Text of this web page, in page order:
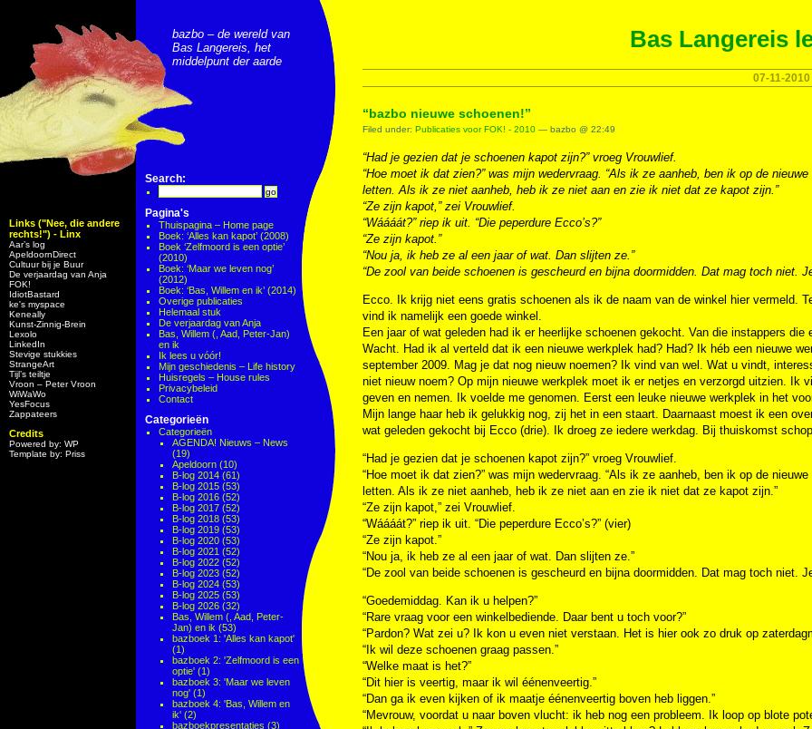
Links ("Nee, die andere
rechts!") - Linx
Aar’s log
ApeldoornDirect
Cultuur bij je Buur
De verjaardag van Anja
FOK!
IdiotBastard
ke's myspace
Keneally
Kunst-Zinnig-Brein
Lexolo
LinkedIn
Stevige stukkies
StrangeArt
Tijl’s teiltje
Vroon – Peter Vroon
WiWaWo
YesFocus
Zappateers
Credits
Powered by: WP
Template by: Priss
bazbo – de wereld van
Bas Langereis, het
middelpunt der aarde
Search:
Pagina's
Thuispagina – Home page
Boek: ‘Alles kan kapot’ (2008)
Boek ‘Zelfmoord is een optie’
(2010)
Boek: ‘Maar we leven nog’
(2012)
Boek: ‘Bas, Willem en ik’ (2014)
Overige publicaties
Helemaal stuk
De verjaardag van Anja
Bas, Willem (, Aad, Peter-Jan)
en ik
Ik lees u vóór!
Mijn geschiedenis – Life history
Huisregels – House rules
Privacybeleid
Contact
Categorieën
Categorieën
AGENDA! Nieuws – News
(19)
Apeldoorn (10)
B-log 2014 (61)
B-log 2015 (53)
B-log 2016 (52)
B-log 2017 (52)
B-log 2018 (53)
B-log 2019 (53)
B-log 2020 (53)
B-log 2021 (52)
B-log 2022 (52)
B-log 2023 (52)
B-log 2024 (53)
B-log 2025 (53)
B-log 2026 (32)
Bas, Willem (, Aad, Peter-
Jan) en ik (53)
bazboek 1: 'Alles kan kapot'
(1)
bazboek 2: 'Zelfmoord is een
optie' (1)
bazboek 3: 'Maar we leven
nog' (1)
bazboek 4: 'Bas, Willem en
ik' (2)
bazboekpresentaties (3)
Bas Langereis
07-11-2010
“bazbo nieuwe schoenen!”
Filed under: Publicaties voor FOK! - 2010 — bazbo @ 22:49
“Had je gezien dat je schoenen kapot zijn?” vroeg Vrouwlief.
“Hoe moet ik dat zien?” was mijn wedervraag. “Als ik ze aanheb, ben ik op de
letten. Als ik ze niet aanheb, heb ik ze niet aan en zie ik niet dat ze kapot zijn.”
“Ze zijn kapot,” zei Vrouwlief.
“Wáááát?” riep ik uit. “Die peperdure Ecco’s?”
“Ze zijn kapot.”
“Nou ja, ik heb ze al een jaar of wat. Dan slijten ze.”
“De zool van beide schoenen is gescheurd en bijna doormidden. Dat mag toch niet.
Ecco. Ik krijg niet eens gratis schoenen als ik de naam van de winkel hier vermeld.
vind ik namelijk een goede winkel.
Een jaar of wat geleden had ik er heerlijke schoenen gekocht. Van die instappers
Wacht. Had ik al verteld dat ik een nieuwe werkplek had? Had? Ik héb een nieuwe
september 2009. Mag je dat nog nieuw noemen? Ik vind van wel. Wat u vindt,
niet nieuw noem? Op mijn nieuwe werkplek moet ik er netjes en verzorgd uitzien. Ik
geven en nemen. Ik voelde me genomen. Eerst een leuke nieuwe werkplek in het
Mijn lange haar heb ik gelukkig nog, zij het in een staart. Daarnaast moest ik een
wat geleden gekocht bij Ecco (drie). Ik droeg ze iedere werkdag. Bij thuiskomst
“Had je gezien dat je schoenen kapot zijn?” vroeg Vrouwlief.
“Hoe moet ik dat zien?” was mijn wedervraag. “Als ik ze aanheb, ben ik op de
letten. Als ik ze niet aanheb, heb ik ze niet aan en zie ik niet dat ze kapot zijn.”
“Ze zijn kapot,” zei Vrouwlief.
“Wáááát?” riep ik uit. “Die peperdure Ecco’s?” (vier)
“Ze zijn kapot.”
“Nou ja, ik heb ze al een jaar of wat. Dan slijten ze.”
“De zool van beide schoenen is gescheurd en bijna doormidden. Dat mag toch niet.
“Goedemiddag. Kan ik u helpen?”
“Rare vraag voor een winkelbediende. Daar bent u toch voor?”
“Pardon? Wat zei u? Ik kon u even niet verstaan. Het is hier ook zo druk op
“Ik wil deze schoenen graag passen.”
“Welke maat is het?”
“Dit hier is veertig, maar ik wil éénenveertig.”
“Dan ga ik even kijken of ik maatje éénenveertig boven heb liggen.”
“Mevrouw, voordat u naar boven vlucht: ik heb nog een probleem. Ik loop op blote